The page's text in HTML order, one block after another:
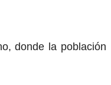
donde la población